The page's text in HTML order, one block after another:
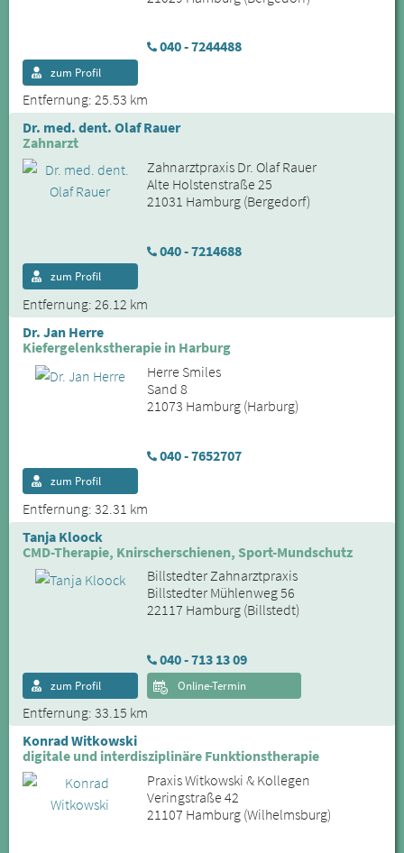
040 - 7244488
Entfernung: 25.53 km
zum Profil
Dr. med. dent. Olaf Rauer
Zahnarzt
Zahnarztpraxis Dr. Olaf Rauer
Alte Holstenstraße 25
21031 Hamburg (Bergedorf)
040 - 7214688
Entfernung: 26.12 km
zum Profil
Dr. Jan Herre
Kiefergelenkstherapie in Harburg
Herre Smiles
Sand 8
21073 Hamburg (Harburg)
040 - 7652707
Entfernung: 32.31 km
zum Profil
Tanja Kloock
CMD-Therapie, Knirscherschienen, Sport-Mundschutz
Billstedter Zahnarztpraxis
Billstedter Mühlenweg 56
22117 Hamburg (Billstedt)
040 - 713 13 09
Entfernung: 33.15 km
zum Profil Online-Termin
Konrad Witkowski
digitale und interdisziplinäre Funktionstherapie
Praxis Witkowski & Kollegen
Veringstraße 42
21107 Hamburg (Wilhelmsburg)